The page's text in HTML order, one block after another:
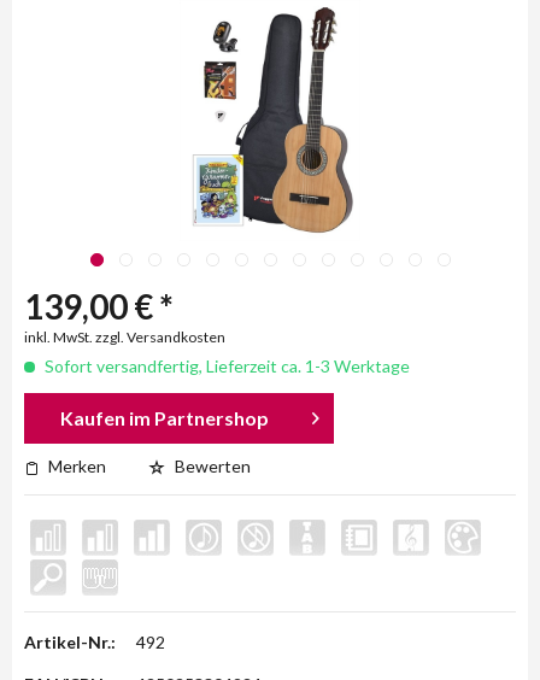
139,00 € *
inkl. MwSt. zzgl. Versandkosten
Sofort versandfertig, Lieferzeit ca. 1-3 Werktage
Kaufen im Partnershop
Merken Bewerten
Artikel-Nr.: 492